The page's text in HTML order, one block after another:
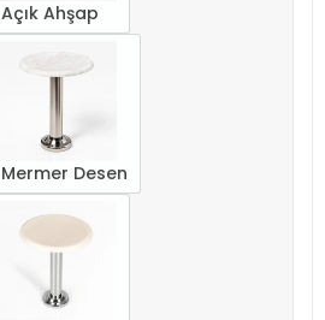
Açık Ahşap
Mermer Desen